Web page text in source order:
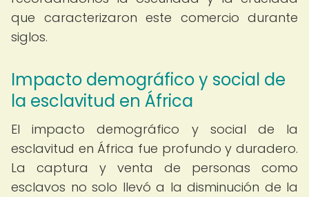
que caracterizaron este comercio durante
siglos.
Impacto demográfico y social de
la esclavitud en África
El impacto demográfico y social de la
esclavitud en África fue profundo y duradero.
La captura y venta de personas como
esclavos no solo llevó a la disminución de la